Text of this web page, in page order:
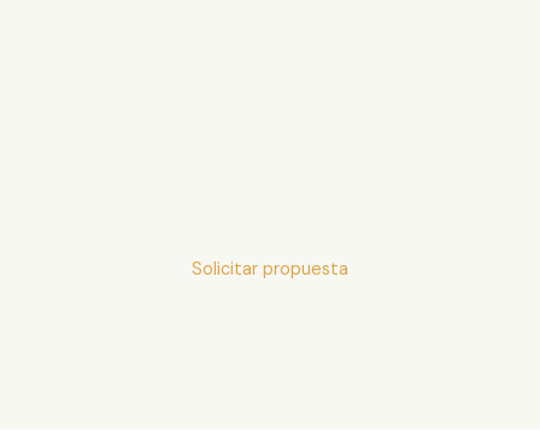
Solicitar propuesta